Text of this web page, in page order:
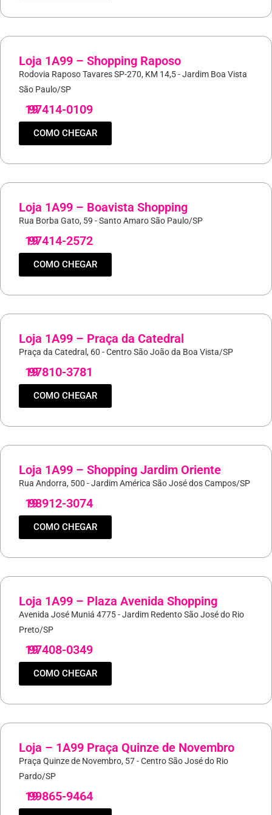
Loja 1A99 – Shopping Raposo
Rodovia Raposo Tavares SP-270, KM 14,5 - Jardim Boa Vista
São Paulo/SP
19
97414-0109
COMO CHEGAR
Loja 1A99 – Boavista Shopping
Rua Borba Gato, 59 - Santo Amaro São Paulo/SP
19
97414-2572
COMO CHEGAR
Loja 1A99 – Praça da Catedral
Praça da Catedral, 60 - Centro São João da Boa Vista/SP
19
97810-3781
COMO CHEGAR
Loja 1A99 – Shopping Jardim Oriente
Rua Andorra, 500 - Jardim América São José dos Campos/SP
19
98912-3074
COMO CHEGAR
Loja 1A99 – Plaza Avenida Shopping
Avenida José Muniá 4775 - Jardim Redento São José do Rio
Preto/SP
19
97408-0349
COMO CHEGAR
Loja – 1A99 Praça Quinze de Novembro
Praça Quinze de Novembro, 57 - Centro São José do Rio
Pardo/SP
19
99865-9464